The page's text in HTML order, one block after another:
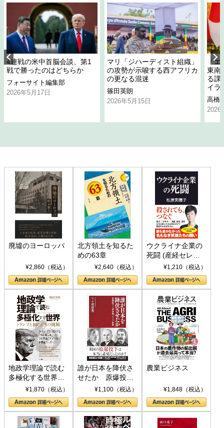
4連戦の米中首脳会談、第1
戦で勝ったのはどちらか
フォーサイト編集部
2026年5月17日
マリ「ジハーディスト組織」
の攻勢が示唆する西アフリカ
の更なる混迷
篠田英朗
2026年5月15日
「
東南
る課
イラ
高橋
2026
廃墟のヨーロッパ
¥2,860（税込）
北方領土を知るた
めの63章
¥2,640（税込）
ウクライナ企業の
死闘 (産経セレク
ト S 039)¥1,210（税込）
地政学理論で読む
多極化する世界：
トランプとBRICS
の挑戦
¥1,870（税込）
誰が日本を降伏さ
せたか 原爆投
下、ソ連参戦、そ
して聖断 (PHP新
書)
¥1,100（税込）
農業ビジネス
¥1,848（税込）